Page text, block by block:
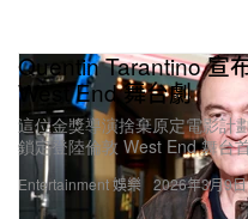
Entertainment 娛樂
Quentin Tarantino 宣
West End 舞台劇
這位金獎導演捨棄原定電影計
鎖定登陸倫敦 West End 舞台
2026年3月9日